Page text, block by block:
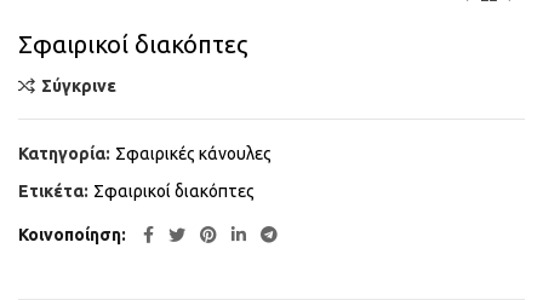
Σφαιρικοί διακόπτες
Σύγκρινε
Κατηγορία: Σφαιρικές κάνουλες
Ετικέτα: Σφαιρικοί διακόπτες
Κοινοποίηση